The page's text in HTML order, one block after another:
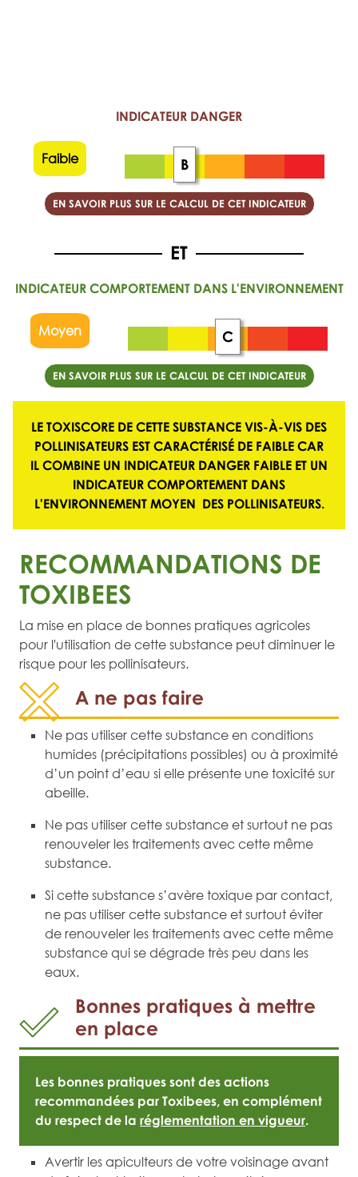
INDICATEUR DANGER
Faible B
EN SAVOIR PLUS SUR LE CALCUL DE CET INDICATEUR
INDICATEUR COMPORTEMENT DANS L'ENVIRONNEMENT
Moyen C
EN SAVOIR PLUS SUR LE CALCUL DE CET INDICATEUR
LE TOXISCORE DE CETTE SUBSTANCE VIS-À-VIS DES
POLLINISATEURS EST CARACTÉRISÉ DE FAIBLE CAR
IL COMBINE UN INDICATEUR DANGER FAIBLE ET UN
INDICATEUR COMPORTEMENT DANS
L'ENVIRONNEMENT MOYEN DES POLLINISATEURS.
RECOMMANDATIONS DE
TOXIBEES
La mise en place de bonnes pratiques agricoles
pour l'utilisation de cette substance peut diminuer le
risque pour les pollinisateurs.
A ne pas faire
Ne pas utiliser cette substance en conditions
humides (précipitations possibles) ou à proximité
d’un point d’eau si elle présente une toxicité sur
abeille.
Ne pas utiliser cette substance et surtout ne pas
renouveler les traitements avec cette même
substance.
Si cette substance s’avère toxique par contact,
ne pas utiliser cette substance et surtout éviter
de renouveler les traitements avec cette même
substance qui se dégrade très peu dans les
eaux.
Bonnes pratiques à mettre
en place
Les bonnes pratiques sont des actions
recommandées par Toxibees, en complément
du respect de la réglementation en vigueur.
Avertir les apiculteurs de votre voisinage avant